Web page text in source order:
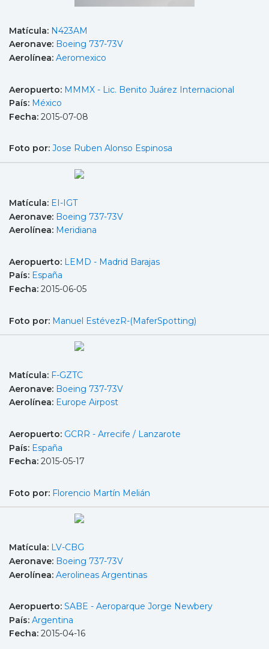
Matícula: N423AM
Aeronave: Boeing 737-73V
Aerolínea: Aeromexico
Aeropuerto: MMMX - Lic. Benito Juárez Internacional
País: México
Fecha: 2015-07-08
Foto por: Jose Ruben Alonso Espinosa
Matícula: EI-IGT
Aeronave: Boeing 737-73V
Aerolínea: Meridiana
Aeropuerto: LEMD - Madrid Barajas
País: España
Fecha: 2015-06-05
Foto por: Manuel EstévezR-(MaferSpotting)
Matícula: F-GZTC
Aeronave: Boeing 737-73V
Aerolínea: Europe Airpost
Aeropuerto: GCRR - Arrecife / Lanzarote
País: España
Fecha: 2015-05-17
Foto por: Florencio Martín Melián
Matícula: LV-CBG
Aeronave: Boeing 737-73V
Aerolínea: Aerolineas Argentinas
Aeropuerto: SABE - Aeroparque Jorge Newbery
País: Argentina
Fecha: 2015-04-16